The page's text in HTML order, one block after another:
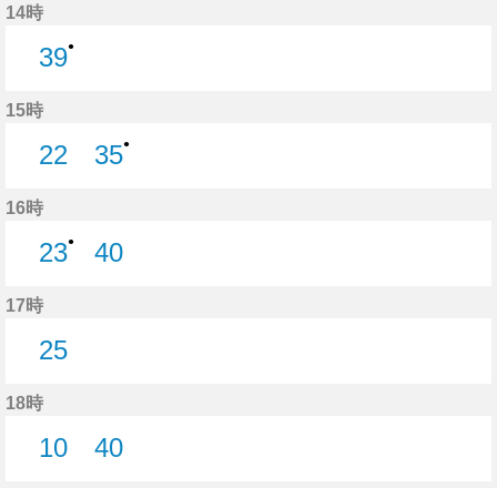
14時
39●
15時
22
35●
16時
23●
40
17時
25
18時
10
40